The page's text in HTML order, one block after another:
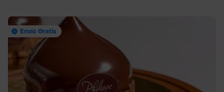
Envío Gratis